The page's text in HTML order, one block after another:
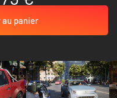
panier